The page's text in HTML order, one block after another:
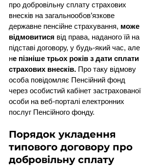
про добровільну сплату страхових
внесків на загальнообов’язкове
державне пенсійне страхування, може
відмовитися від права, наданого їй на
підставі договору, у будь-який час, але
не пізніше трьох років з дати сплати
страхових внесків. Про таку відмову
особа повідомляє Пенсійний фонд
через особистий кабінет застрахованої
особи на веб-порталі електронних
послуг Пенсійного фонду.
Порядок укладення
типового договору про
добровільну сплату